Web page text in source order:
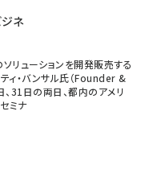
ネ
リューションを開発販売する
・バンサル氏（Founder &
31日の両日、都内のアメリ
ミナ